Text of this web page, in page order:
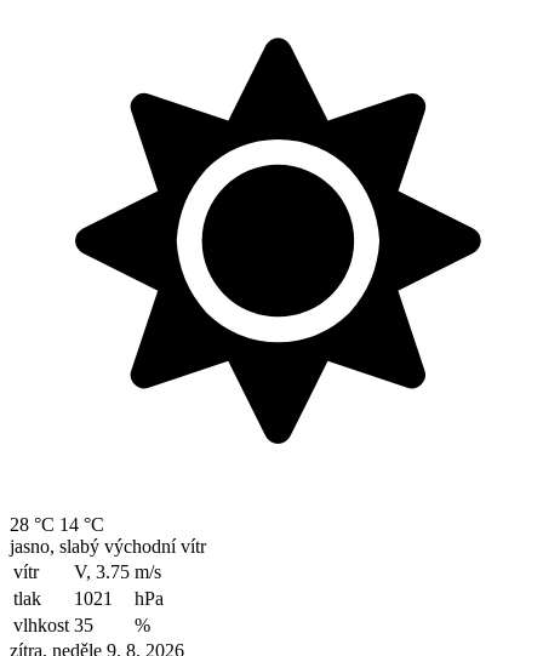
28 °C 14 °C
jasno, slabý východní vítr
vítr
V, 3.75 m/s
tlak
1021
hPa
vlhkost 35
%
zítra, neděle 9. 8. 2026